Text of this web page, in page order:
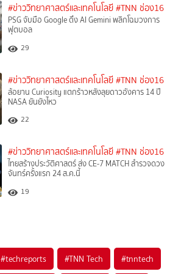
#ข่าววิทยาศาสตร์และเทคโนโลยี #TNN ช่อง16
PSG จับมือ Google ดึง AI Gemini พลิกโฉมวงการ
ฟุตบอล
29
#ข่าววิทยาศาสตร์และเทคโนโลยี #TNN ช่อง16
ล้อยาน Curiosity แตกร้าวหลังลุยดาวอังคาร 14 ปี
NASA ยันยังไหว
22
#ข่าววิทยาศาสตร์และเทคโนโลยี #TNN ช่อง16
ไทยสร้างประวัติศาสตร์ ส่ง CE-7 MATCH สำรวจดวง
จันทร์ครั้งแรก 24 ส.ค.นี้
19
#techreports #TNN Tech #tnntech